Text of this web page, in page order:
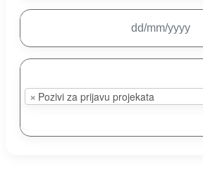
× Pozivi za prijavu projekata